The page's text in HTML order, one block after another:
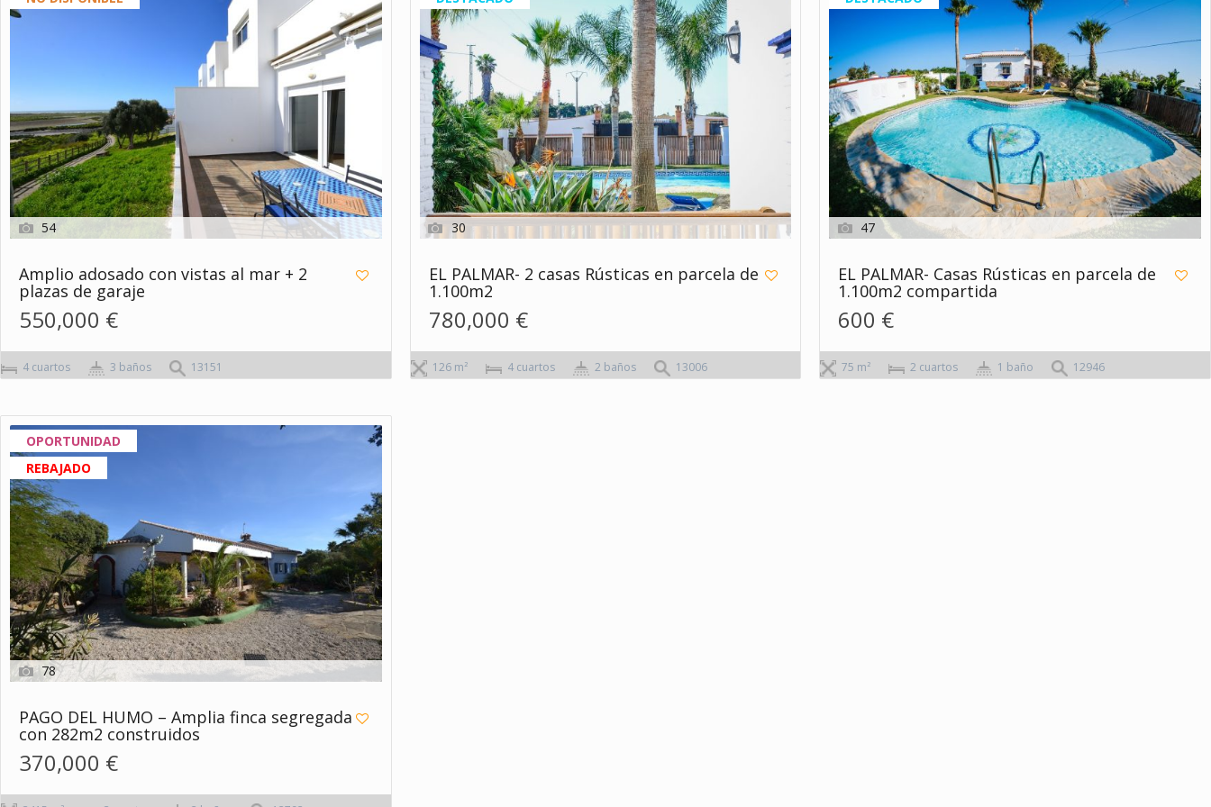
54
Amplio adosado con vistas al mar + 2
plazas de garaje
550,000 €
4 сuartos 3 baños 13151
30
EL PALMAR- 2 casas Rústicas en parcela de
1.100m2
780,000 €
126 m² 4 сuartos 2 baños 13006
47
EL PALMAR- Casas Rústicas en parcela de
1.100m2 compartida
600 €
75 m² 2 сuartos 1 baño 12946
OPORTUNIDAD
REBAJADO
78
PAGO DEL HUMO – Amplia finca segregada
con 282m2 construidos
370,000 €